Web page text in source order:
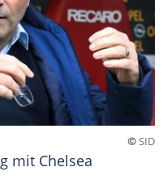
©SID
mit Chelsea